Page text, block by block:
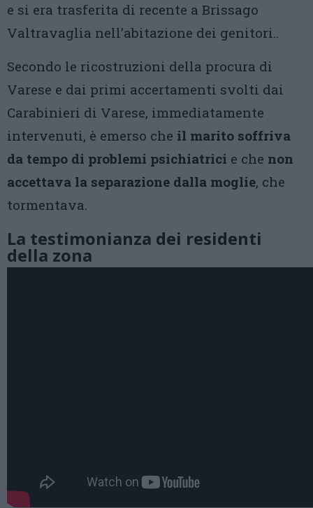
e si era trasferita di recente a Brissago
Valtravaglia nell’abitazione dei genitori..
Secondo le ricostruzioni della procura di
Varese e dai primi accertamenti svolti dai
Carabinieri di Varese, immediatamente
intervenuti, è emerso che il marito soffriva
da tempo di problemi psichiatrici e che non
accettava la separazione dalla moglie, che
tormentava.
La testimonianza dei residenti
della zona